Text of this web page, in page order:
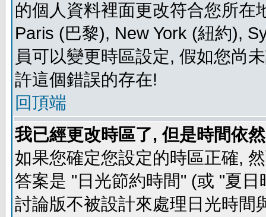
的個人資料裡面更改符合您所在
Paris (巴黎), New York (紐約),
員可以變更時區設定, 假如您尚
許這個錯誤的存在!
回頂端
我已經更改時區了, 但是時間依
如果您確定您設定的時區正確,
答案是 "日光節約時間" (或 "夏
討論版不被設計來處理日光時間